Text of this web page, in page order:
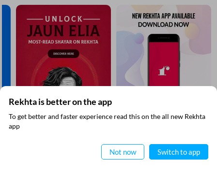
Rekhta is better on the app
To get better and faster experience read this on the all new Rekhta
app
Not now Switch to app